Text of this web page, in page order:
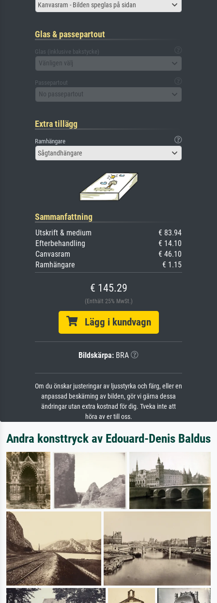
Kanvasram - Bilden speglas på sidan
Glas & passepartout
Glas (inklusive bakstycke)
Vänligen välj
Passepartout
No passepartout
Extra tillägg
Ramhängare
Sågtandhängare
Sammanfattning
Utskrift & medium
€ 83.94
Efterbehandling
€ 14.10
Canvasram
€ 46.10
Ramhängare
€ 1.15
€ 145.29
(Enthält 25% MwSt.)
Lägg i kundvagn
Bildskärpa: BRA
Om du önskar justeringar av ljusstyrka och färg, eller en
anpassad beskärning av bilden, gör vi gärna dessa
ändringar utan extra kostnad för dig. Tveka inte att
höra av er till oss.
Andra konsttryck av Edouard-Denis Baldus